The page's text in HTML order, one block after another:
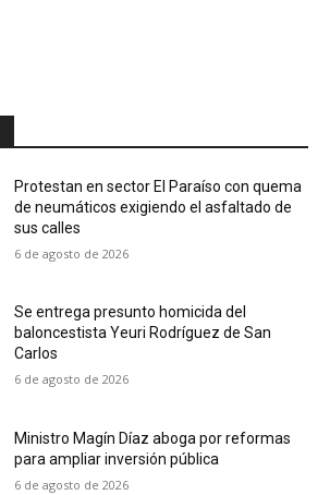
Protestan en sector El Paraíso con quema
de neumáticos exigiendo el asfaltado de
sus calles
6 de agosto de 2026
Se entrega presunto homicida del
baloncestista Yeuri Rodríguez de San
Carlos
6 de agosto de 2026
Ministro Magín Díaz aboga por reformas
para ampliar inversión pública
6 de agosto de 2026